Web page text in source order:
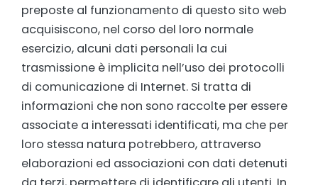
preposte al funzionamento di questo sito web
acquisiscono, nel corso del loro normale
esercizio, alcuni dati personali la cui
trasmissione è implicita nell’uso dei protocolli
di comunicazione di Internet. Si tratta di
informazioni che non sono raccolte per essere
associate a interessati identificati, ma che per
loro stessa natura potrebbero, attraverso
elaborazioni ed associazioni con dati detenuti